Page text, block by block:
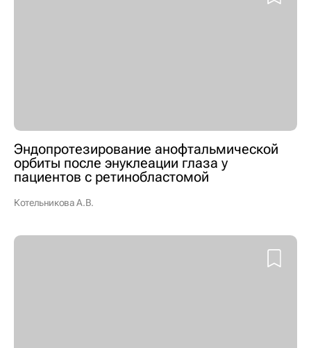
Эндопротезирование анофтальмической
орбиты после энуклеации глаза у
пациентов с ретинобластомой
Котельникова А.В.